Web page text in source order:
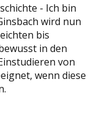
- Ich bin
wird nun
bis
in den
von
wenn diese